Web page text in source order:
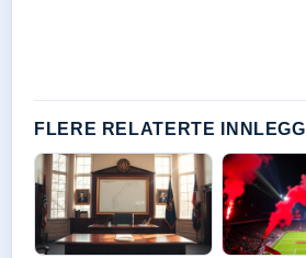
FLERE RELATERTE INNLEGG